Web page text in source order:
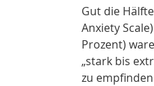
Gut die
Anxiety
Prozent)
„stark bis
zu